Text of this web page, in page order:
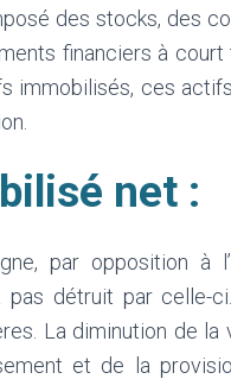
des stocks, des
financiers à
immobilisés, ces
net :
par opposition
pas détruit par
La diminution de
et de la